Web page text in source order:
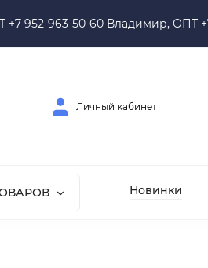
+7-952-963-50-60 Владимир, ОПТ
Личный кабинет
Новинки